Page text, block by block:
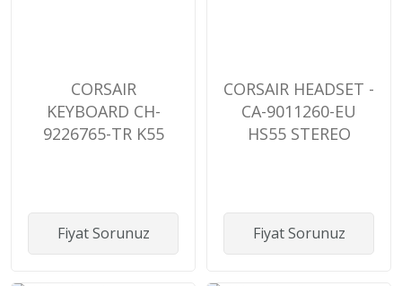
CORSAIR
KEYBOARD CH-
9226765-TR K55
Fiyat Sorunuz
CORSAIR HEADSET -
CA-9011260-EU
HS55 STEREO
Fiyat Sorunuz